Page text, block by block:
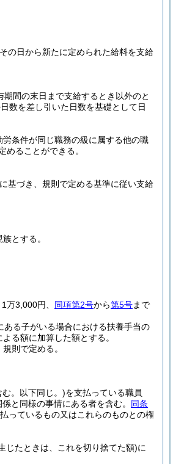
の日から新たに定められた給料を支給
間の末日まで支給するとき以外のと
数を差し引いた日数を基礎として日
条件が同じ職務の級に属する他の職
ることができる。
基づき、規則で定める基準に従い支給
とする。
万3,000円、 同項第2号から第5号まで
る子がいる場合における扶養手当の
る額に加算した額とする。
則で定める。
。以下同じ。)を支払っている職員
と同様の事情にある者を含む。 同条
っているもの又はこれらのものとの権
じたときは、これを切り捨てた額)に